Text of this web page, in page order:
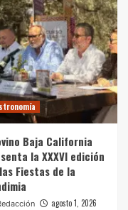
Baja California
la XXXVI edición
Fiestas de la
agosto 1, 2026